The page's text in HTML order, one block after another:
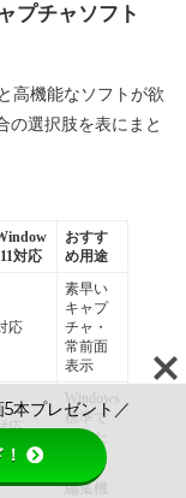
プチャソフト
高機能なソフトが欲
の選択肢を表にまと
対応
おすす
め用途
応
素早い
キャプ
チャ・
常前面
表示
応
Windows
標準で
使いた
編集機
本プレゼント／